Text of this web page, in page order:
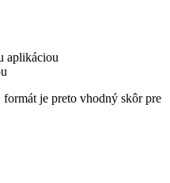
aplikáciou
je preto vhodný skôr pre